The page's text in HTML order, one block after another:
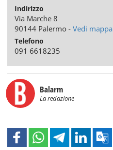
Indirizzo
Via Marche 8
90144 Palermo - Vedi mappa
Telefono
091 6618235
Balarm
La redazione